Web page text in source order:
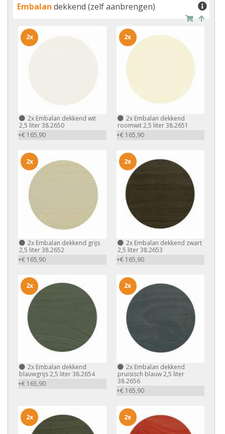
Embalan dekkend (zelf aanbrengen)
2x Embalan dekkend wit
2,5 liter 38.2650
+€ 165,90
2x
2xEmbalan dekkend
roomwit 2,5 liter 38.2651
+€ 165,90
2x
2x Embalan dekkend grijs
2,5 liter 38.2652
+€ 165,90
2x
2xEmbalan dekkend zwart
2,5 liter 38.2653
+€ 165,90
2x
2x Embalan dekkend
blauwgrijs 2,5 liter 38.2654
+€ 165,90
2x
2xEmbalan dekkend
pruisisch blauw 2,5 liter
38.2656
+€ 165,90
2x
2x 2x